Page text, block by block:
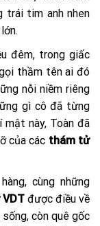
trái tim anh nhen
đêm, trong giấc
thầm tên ai đó
nỗi niềm riêng
gì cô đã từng
mật này, Toàn đã
của các thám tử
cùng những
được điều về
còn quê gốc